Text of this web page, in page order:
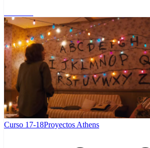
Curso 17-18Proyectos Athens